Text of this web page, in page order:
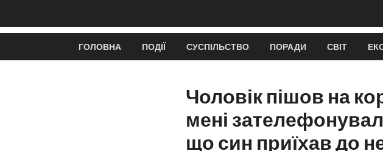
ГОЛОВНА ПОДІЇ СУСПІЛЬСТВО ПОРАДИ СВІТ
Чоловік пішов на
мені
що син приїхав до